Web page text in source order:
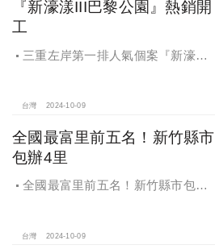
『新濠漾III巴黎公園』熱銷開
工
三重左岸第一排人氣個案『新濠漾III
台灣 2024-10-09
全國最富里前五名！新竹縣市
包辦4里
全國最富里前五名！新竹縣市包辦4
台灣 2024-10-09